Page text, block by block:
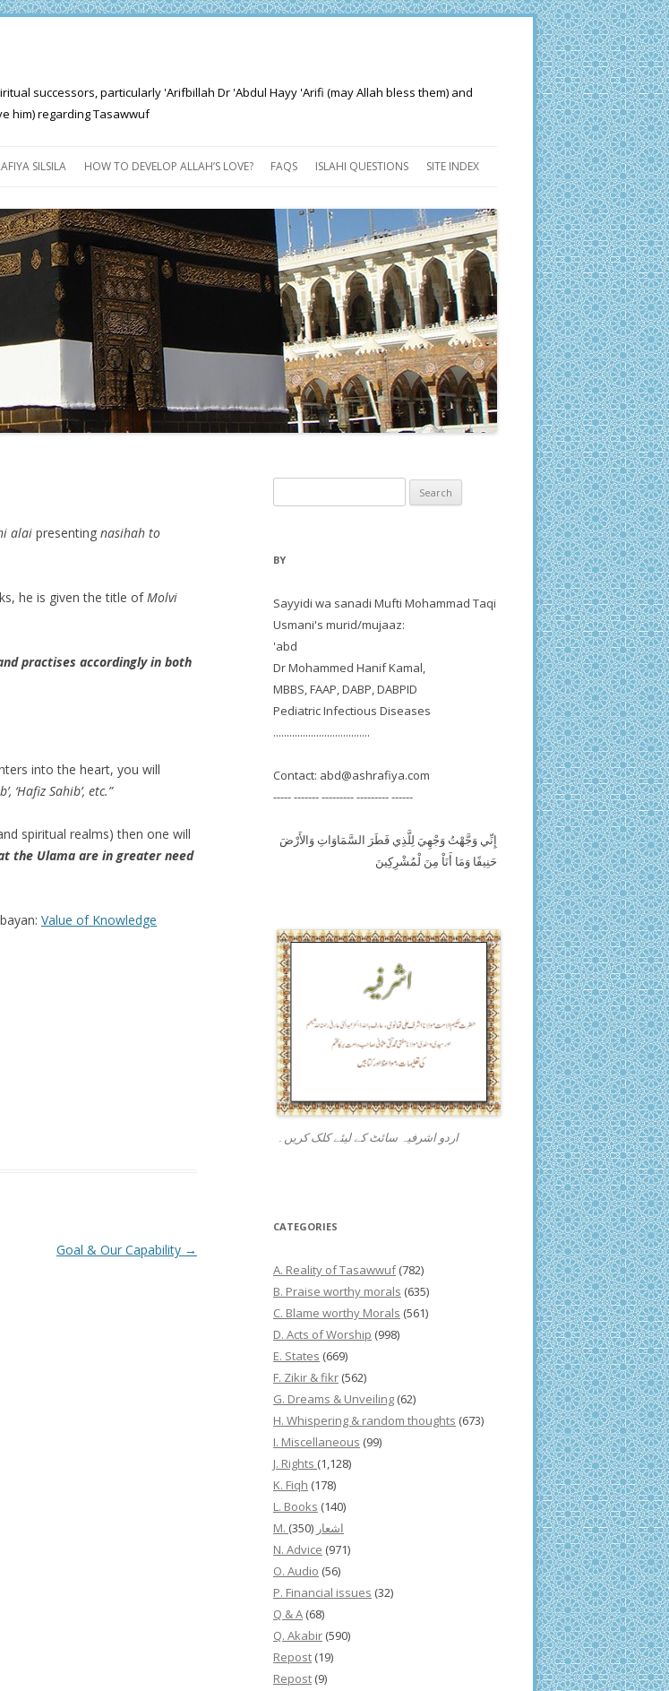
successors, particularly 'Arifbillah Dr 'Abdul Hayy 'Arifi (may Allah bless them) and
him) regarding Tasawwuf
SILSILA
PATH
THE SEEKER
EXPLAINED
HOW TO DEVELOP ALLAH’S LOVE? FAQS ISLAHI QUESTIONS SITE INDEX
alai presenting nasihah to
he is given the title ofMolvi
practises accordingly in both
into the heart, you will
‘Hafiz Sahib’, etc.”
spiritual realms) then one will
the Ulama are in greater need
Value of Knowledge
Goal & Our Capability →
for:
BY
Sayyidi wa sanadi Mufti Mohammad Taqi
Usmani's murid/mujaaz:
'abd
Dr Mohammed Hanif Kamal,
MBBS, FAAP, DABP, DABPID
Pediatric Infectious Diseases
....................................
Contact: abd@ashrafiya.com
----- ------- --------- --------- ------
إِنِّي وَجَّهْتُ وَجْهِيَ لِلَّذِي فَطَرَ السَّمَاوَاتِ وَالأَرْضَ
حَنِيفًا وَمَا أَنَاْ مِنَ لْمُشْرِكِينَ
اردو اشرفیہ سائٹ کے لیئے کلک کریں۔
CATEGORIES
A. Reality of Tasawwuf(782)
B. Praise worthy morals (635)
C. Blame worthy Morals (561)
D. Acts of Worship (998)
E. States (669)
F. Zikir & fikr (562)
G. Dreams & Unveiling (62)
H. Whispering & random thoughts (673)
I. Miscellaneous (99)
J. Rights (1,128)
K. Fiqh (178)
L. Books (140)
M. اشعار (350)
N. Advice (971)
O. Audio (56)
P. Financial issues (32)
Q & A (68)
Q. Akabir (590)
Repost (19)
Repost (9)